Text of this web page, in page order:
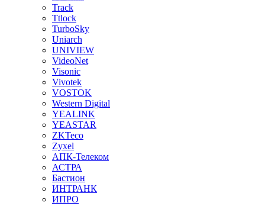
Track
Ttlock
TurboSky
Uniarch
UNIVIEW
VideoNet
Visonic
Vivotek
VOSTOK
Western Digital
YEALINK
YEASTAR
ZKTeco
Zyxel
АПК-Телеком
АСТРА
Бастион
ИНТРАНК
ИПРО